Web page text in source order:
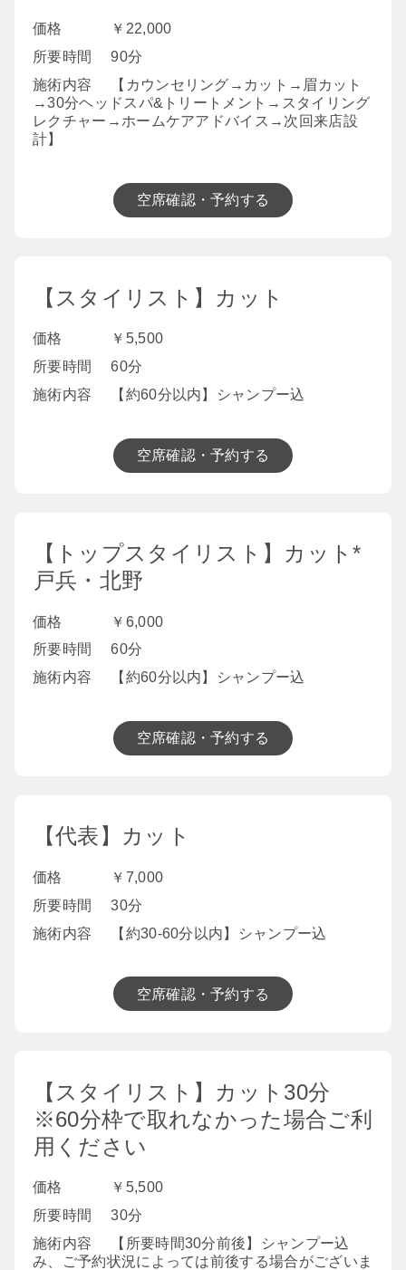
価格
￥22,000
所要時間
90分
施術内容
【カウンセリング→カット→眉カット
→30分ヘッドスパ&トリートメント→スタイリング
レクチャー→ホームケアアドバイス→次回来店設
計】
空席確認・予約する
【スタイリスト】カット
価格
￥5,500
所要時間
60分
施術内容
【約60分以内】シャンプー込
空席確認・予約する
【トップスタイリスト】カット*
戸兵・北野
価格
￥6,000
所要時間
60分
施術内容
【約60分以内】シャンプー込
空席確認・予約する
【代表】カット
価格
￥7,000
所要時間
30分
施術内容
【約30-60分以内】シャンプー込
空席確認・予約する
【スタイリスト】カット30分
※60分枠で取れなかった場合ご利
用ください
価格
￥5,500
所要時間
30分
施術内容
【所要時間30分前後】シャンプー込
み、ご予約状況によっては前後する場合がございま